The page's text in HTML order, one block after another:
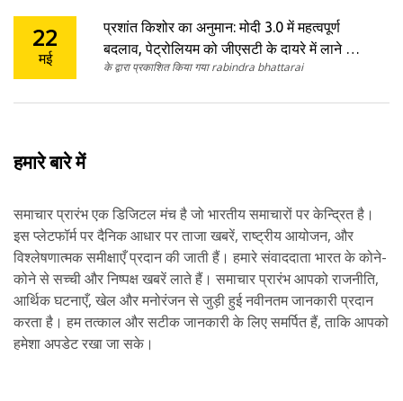
22
मई
प्रशांत किशोर का अनुमान: मोदी 3.0 में महत्वपूर्ण
बदलाव, पेट्रोलियम को जीएसटी के दायरे में लाने और
राज्यों के लिए कड़े वित्तीय नियंत्रण की संभावना
के द्वारा प्रकाशित किया गया rabindra bhattarai
हमारे बारे में
समाचार प्रारंभ एक डिजिटल मंच है जो भारतीय समाचारों पर केन्द्रित है।
इस प्लेटफॉर्म पर दैनिक आधार पर ताजा खबरें, राष्ट्रीय आयोजन, और
विश्लेषणात्मक समीक्षाएँ प्रदान की जाती हैं। हमारे संवाददाता भारत के कोने-
कोने से सच्ची और निष्पक्ष खबरें लाते हैं। समाचार प्रारंभ आपको राजनीति,
आर्थिक घटनाएँ, खेल और मनोरंजन से जुड़ी हुई नवीनतम जानकारी प्रदान
करता है। हम तत्काल और सटीक जानकारी के लिए समर्पित हैं, ताकि आपको
हमेशा अपडेट रखा जा सके।